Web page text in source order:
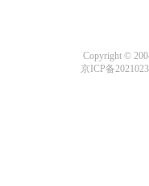
Copyright ©
京ICP备